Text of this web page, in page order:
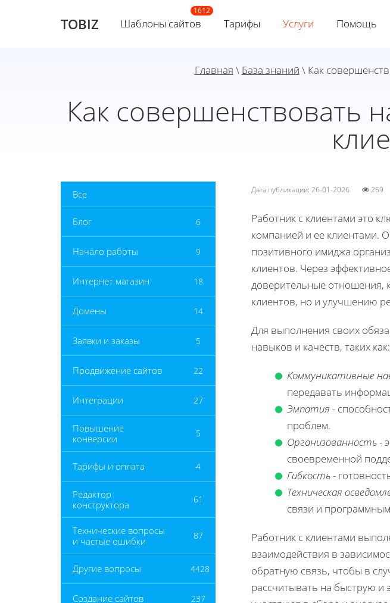
TOBIZ Шаблоны сайтов Тарифы Услуги Помощь
Главная \ База знаний \ Как
Как совершенствовать
Все
Блог 6
Начало работы 9
Интернет магазин 18
Домены 14
Заявки и заказы 5
Продвижение сайтов 22
Интеграции 27
Повышение
конверсии
5
Тарифы и оплата 4
Редактор
конструктора
61
Технические вопросы
и частые ошибки
87
Другие вопросы 4428
Создание сайтов 237
Дата публикации: 26-01-2026 259
Работник с клиентами это
компанией и ее клиентами.
позитивного имиджа
клиентов. Через
доверительные отношения,
клиентов, но и улучшению
Для выполнения своих
навыков и качеств, таких как:
Коммуникативные
передавать
Эмпатия -
проблем.
Организованность-
своевременной
Гибкость-
Техническая
связи и
Работник с клиентами
взаимодействия в
обратную связь, чтобы в
рассчитывать на быструю и